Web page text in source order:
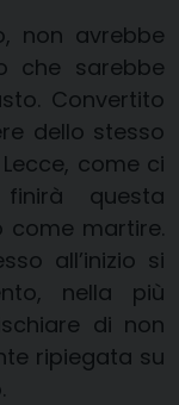
non avrebbe
che sarebbe
Convertito
dello stesso
come ci
questa
come martire.
all’inizio si
nella più
di non
ripiegata su